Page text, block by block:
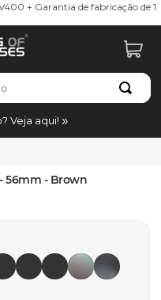
+ Garantia de fabricação de 1
Veja aqui!
56mm - Brown